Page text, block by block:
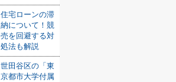
住宅ローンの滞
納について！競
売を回避する対
処法も解説
世田谷区の「東
京都市大学付属